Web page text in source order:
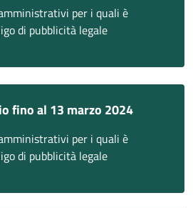
per i quali è
di pubblicità legale
fino al 13 marzo 2024
per i quali è
di pubblicità legale